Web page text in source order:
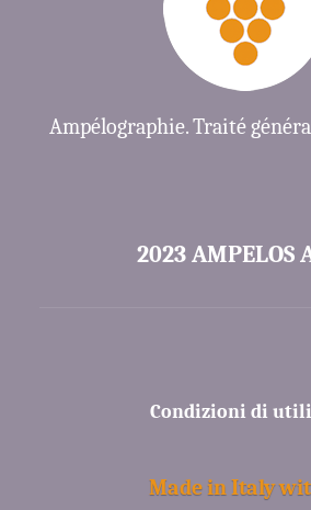
Ampélographie. Traité
2023 AMPELOS
Condizioni di
Made in Italy